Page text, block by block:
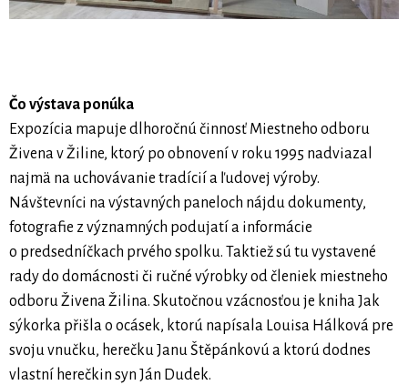
Čo výstava ponúka
Expozícia mapuje dlhoročnú činnosť Miestneho odboru
Živena v Žiline, ktorý po obnovení v roku 1995 nadviazal
najmä na uchovávanie tradícií a ľudovej výroby.
Návštevníci na výstavných paneloch nájdu dokumenty,
fotografie z významných podujatí a informácie
o predsedníčkach prvého spolku. Taktiež sú tu vystavené
rady do domácnosti či ručné výrobky od členiek miestneho
odboru Živena Žilina. Skutočnou vzácnosťou je kniha Jak
sýkorka přišla o ocásek, ktorú napísala Louisa Hálková pre
svoju vnučku, herečku Janu Štěpánkovú a ktorú dodnes
vlastní herečkin syn Ján Dudek.